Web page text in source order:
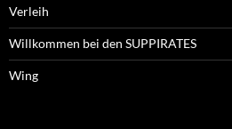
Verleih
Willkommen bei den SUPPIRATES
Wing